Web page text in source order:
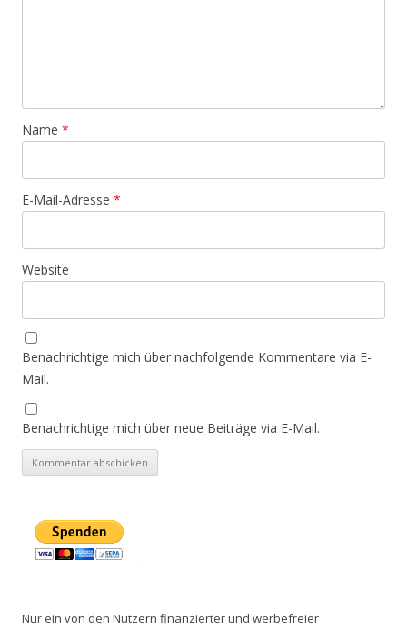
Name *
E-Mail-Adresse *
Website
Benachrichtige mich über nachfolgende Kommentare via E-
Mail.
Benachrichtige mich über neue Beiträge via E-Mail.
Nur ein von den Nutzern finanzierter und werbefreier